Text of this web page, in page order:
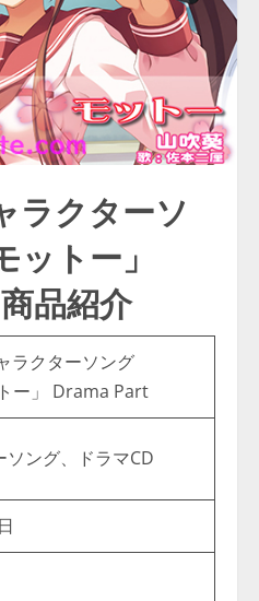
ラクターソ
ットー」
品紹介
ラクターソング
ー」 Drama Part
ソング、ドラマCD